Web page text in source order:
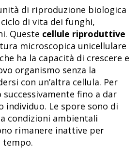
di riproduzione biologica
di vita dei funghi,
Queste cellule riproduttive
microscopica unicellulare
ha la capacità di crescere e
organismo senza la
con un’altra cellula. Per
fino a dar
individuo. Le spore sono di
condizioni ambientali
rimanere inattive per
tempo.